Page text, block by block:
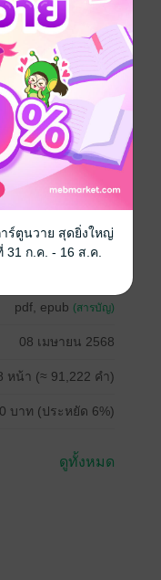
ลมหนาว' แต่
งกันค่ะ
กว่านะคะ
pdf, epub (สารบัญ)
08 เมษายน 2568
หน้า (≈ 91,222 คำ)
บาท (ประหยัด 6%)
ดูทั้งหมด
าร์ตูนวาย สุดยิ่งใหญ่
ก.ค. - 16 ส.ค.